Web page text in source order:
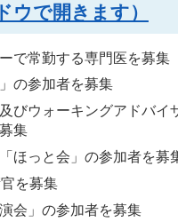
ウで開きます）
で常勤する専門医を募集
の参加者を募集
びウォーキングアドバイ
集
ほっと会」の参加者を募
を募集
会」の参加者を募集